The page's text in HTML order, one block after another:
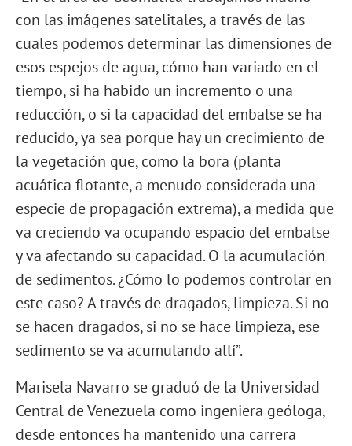
con las imágenes satelitales, a través de las
cuales podemos determinar las dimensiones de
esos espejos de agua, cómo han variado en el
tiempo, si ha habido un incremento o una
reducción, o si la capacidad del embalse se ha
reducido, ya sea porque hay un crecimiento de
la vegetación que, como la bora (planta
acuática flotante, a menudo considerada una
especie de propagación extrema), a medida que
va creciendo va ocupando espacio del embalse
y va afectando su capacidad. O la acumulación
de sedimentos. ¿Cómo lo podemos controlar en
este caso? A través de dragados, limpieza. Si no
se hacen dragados, si no se hace limpieza, ese
sedimento se va acumulando allí”.
Marisela Navarro se graduó de la Universidad
Central de Venezuela como ingeniera geóloga,
desde entonces ha mantenido una carrera